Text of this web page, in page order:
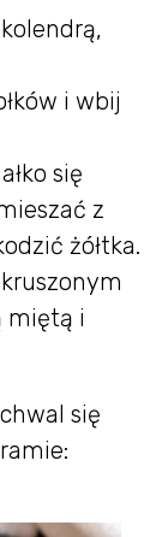
i wbij
się
z
żółtka.
miętą i
się